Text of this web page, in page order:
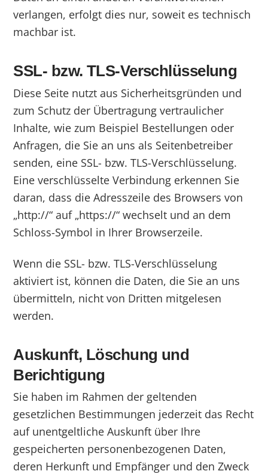
verlangen, erfolgt dies nur, soweit es technisch
machbar ist.
SSL- bzw. TLS-Verschlüsselung
Diese Seite nutzt aus Sicherheitsgründen und
zum Schutz der Übertragung vertraulicher
Inhalte, wie zum Beispiel Bestellungen oder
Anfragen, die Sie an uns als Seitenbetreiber
senden, eine SSL- bzw. TLS-Verschlüsselung.
Eine verschlüsselte Verbindung erkennen Sie
daran, dass die Adresszeile des Browsers von
„http://“ auf „https://“ wechselt und an dem
Schloss-Symbol in Ihrer Browserzeile.
Wenn die SSL- bzw. TLS-Verschlüsselung
aktiviert ist, können die Daten, die Sie an uns
übermitteln, nicht von Dritten mitgelesen
werden.
Auskunft, Löschung und
Berichtigung
Sie haben im Rahmen der geltenden
gesetzlichen Bestimmungen jederzeit das Recht
auf unentgeltliche Auskunft über Ihre
gespeicherten personenbezogenen Daten,
deren Herkunft und Empfänger und den Zweck